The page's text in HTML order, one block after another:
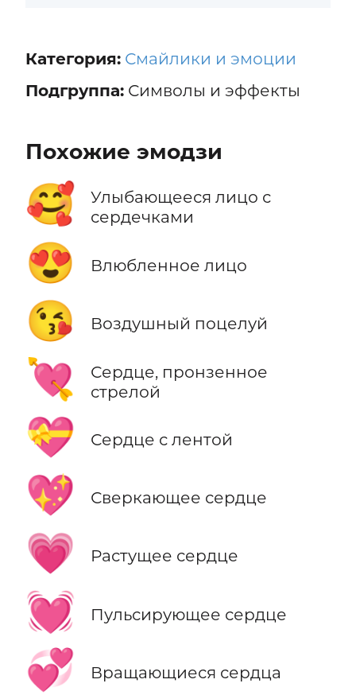
Категория: Смайлики и эмоции
Подгруппа:Символы и эффекты
Похожие эмодзи
🥰
Улыбающееся лицо с
сердечками
😍 Влюбленное лицо
😘 Воздушный поцелуй
💘
Сердце, пронзенное
стрелой
💝 Сердце с лентой
💖 Сверкающее сердце
💗 Растущее сердце
💓 Пульсирующее сердце
💞 Вращающиеся сердца